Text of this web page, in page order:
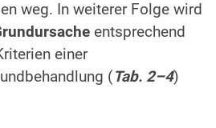
weg. In weiterer Folge wird
entsprechend
einer
(Tab. 2–4)